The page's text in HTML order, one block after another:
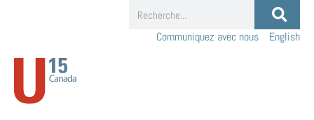
Communiquez avec nous English